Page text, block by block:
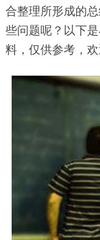
合整理所形成的
些问题呢？以下
料，仅供参考，欢